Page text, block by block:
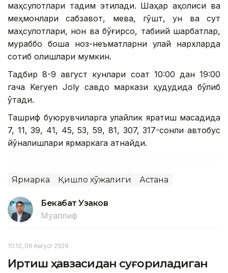
маҳсулотлари тақдим этилади. Шаҳар аҳолиси ва
меҳмонлари сабзавот, мева, гўшт, ун ва сут
маҳсулотлари, нон ва бўғирсоқ, табиий шарбатлар,
мураббо бошқа ноз-неъматларни қулай нархларда
сотиб олишлари мумкин.
Тадбир 8-9 август кунлари соат 10:00 дан 19:00
гача Keryen Joly савдо маркази ҳудудида бўлиб
ўтади.
Ташриф буюрувчиларга қулайлик яратиш мақсадида
7, 11, 39, 41, 45, 53, 59, 81, 307, 317-сонли автобус
йўналишлари ярмаркага қатнайди.
Ярмарка Қишлоқ хўжалиги Астана
Бекабат Узаков
Муаллиф
10:10, 06 Август 2026
Иртиш ҳавзасидан суғориладиган